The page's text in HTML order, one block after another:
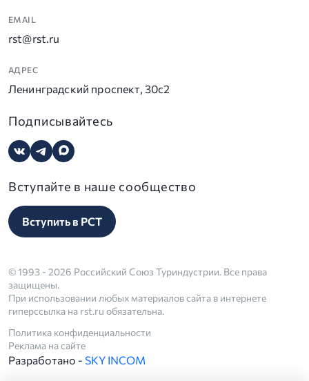
EMAIL
rst@rst.ru
АДРЕС
Ленинградский проспект, 30с2
Подписывайтесь
Вступайте в наше сообщество
Вступить в РСТ
© 1993 - 2026 Российский Союз Туриндустрии. Все права
защищены.
При использовании любых материалов сайта в интернете
гиперссылка на rst.ru обязательна.
Политика конфиденциальности
Реклама на сайте
Разработано - SKY INCOM